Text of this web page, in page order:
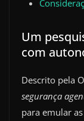
Um
com
Descrito pela
segurança
para emular